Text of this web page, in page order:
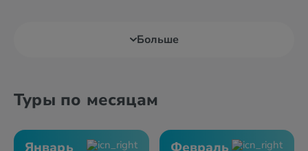
Больше
Туры по месяцам